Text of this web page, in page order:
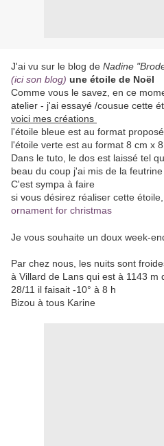
J'ai vu sur le blog de Nadine
(ici son blog) une étoile de Noël
Comme vous le savez, en ce
atelier - j'ai essayé /cousue cette
voici mes créations
l'étoile bleue est au format
l'étoile verte est au format 8 cm x
Dans le tuto, le dos est laissé tel
beau du coup j'ai mis de la
C'est sympa à faire
si vous désirez réaliser cette
ornament for christmas
Je vous souhaite un doux week-
Par chez nous, les nuits sont
à Villard de Lans qui est à 1143 m
28/11 il faisait -10° à 8 h
Bizou à tous Karine